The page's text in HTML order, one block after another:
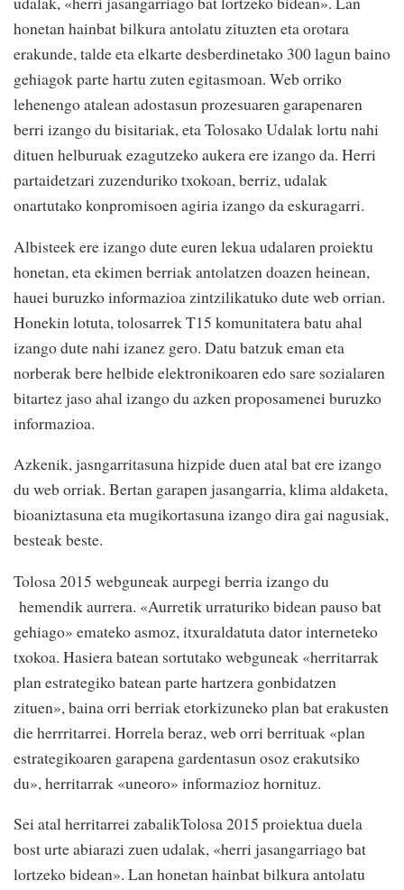
honetan hainbat bilkura antolatu zituzten eta orotara
erakunde, talde eta elkarte desberdinetako 300 lagun baino
gehiagok parte hartu zuten egitasmoan. Web orriko
lehenengo atalean adostasun prozesuaren garapenaren
berri izango du bisitariak, eta Tolosako Udalak lortu nahi
dituen helburuak ezagutzeko aukera ere izango da. Herri
partaidetzari zuzenduriko txokoan, berriz, udalak
onartutako konpromisoen agiria izango da eskuragarri.
Albisteek ere izango dute euren lekua udalaren proiektu
honetan, eta ekimen berriak antolatzen doazen heinean,
hauei buruzko informazioa zintzilikatuko dute web orrian.
Honekin lotuta, tolosarrek T15 komunitatera batu ahal
izango dute nahi izanez gero. Datu batzuk eman eta
norberak bere helbide elektronikoaren edo sare sozialaren
bitartez jaso ahal izango du azken proposamenei buruzko
informazioa.
Azkenik, jasngarritasuna hizpide duen atal bat ere izango
du web orriak. Bertan garapen jasangarria, klima aldaketa,
bioaniztasuna eta mugikortasuna izango dira gai nagusiak,
besteak beste.
Tolosa 2015 webguneak aurpegi berria izango du
hemendik aurrera. «Aurretik urraturiko bidean pauso bat
gehiago» emateko asmoz, itxuraldatuta dator interneteko
txokoa. Hasiera batean sortutako webguneak «herritarrak
plan estrategiko batean parte hartzera gonbidatzen
zituen», baina orri berriak etorkizuneko plan bat erakusten
die herrritarrei. Horrela beraz, web orri berrituak «plan
estrategikoaren garapena gardentasun osoz erakutsiko
du», herritarrak «uneoro» informazioz hornituz.
Sei atal herritarrei zabalikTolosa 2015 proiektua duela
bost urte abiarazi zuen udalak, «herri jasangarriago bat
lortzeko bidean». Lan honetan hainbat bilkura antolatu